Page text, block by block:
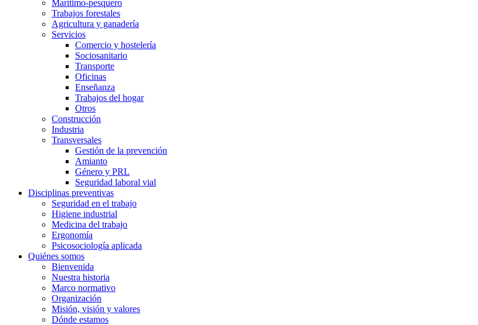
Marítimo-pesquero
Trabajos forestales
Agricultura y ganadería
Servicios
Comercio y hostelería
Sociosanitario
Transporte
Oficinas
Enseñanza
Trabajos del hogar
Otros
Construcción
Industria
Transversales
Gestión de la prevención
Amianto
Género y PRL
Seguridad laboral vial
Disciplinas preventivas
Seguridad en el trabajo
Higiene industrial
Medicina del trabajo
Ergonomía
Psicosociología aplicada
Quiénes somos
Bienvenida
Nuestra historia
Marco normativo
Organización
Misión, visión y valores
Dónde estamos